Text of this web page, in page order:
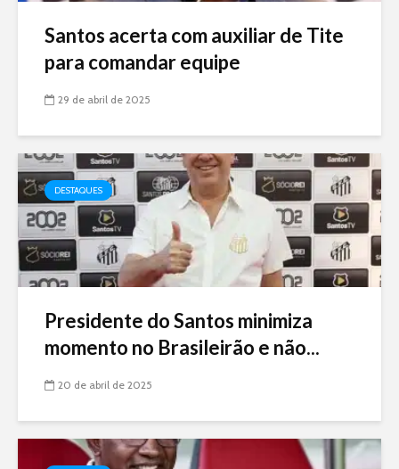
Santos acerta com auxiliar de Tite
para comandar equipe
29 de abril de 2025
DESTAQUES
Presidente do Santos minimiza
momento no Brasileirão e não...
20 de abril de 2025